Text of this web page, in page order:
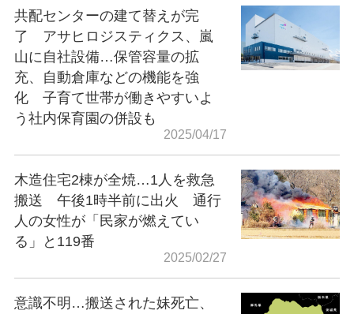
共配センターの建て替えが完
了 アサヒロジスティクス、嵐
山に自社設備…保管容量の拡
充、自動倉庫などの機能を強
化 子育て世帯が働きやすいよ
う社内保育園の併設も
2025/04/17
木造住宅2棟が全焼…1人を救急
搬送 午後1時半前に出火 通行
人の女性が「民家が燃えてい
る」と119番
2025/02/27
意識不明…搬送された妹死亡、